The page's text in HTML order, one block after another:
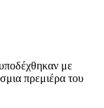
με
πρεμιέρα του